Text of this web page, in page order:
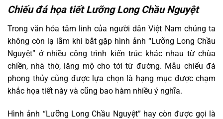
Chiếu đá họa tiết Lưỡng Long Chầu Nguyệt
Trong văn hóa tâm linh của người dân Việt Nam chúng ta
không còn lạ lẫm khi bắt gặp hình ảnh “Lưỡng Long Chầu
Nguyệt” ở nhiều công trình kiến trúc khác nhau từ chùa
chiền, nhà thờ, lăng mộ cho tới từ đường. Mẫu chiếu đá
phong thủy cũng được lựa chọn là hạng mục được chạm
khắc họa tiết này và cũng bao hàm nhiều ý nghĩa.
Hình ảnh “Lưỡng Long Chầu Nguyệt” hay còn được gọi là